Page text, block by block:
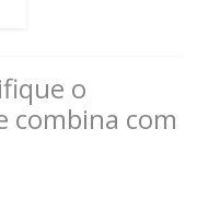
o
combina com